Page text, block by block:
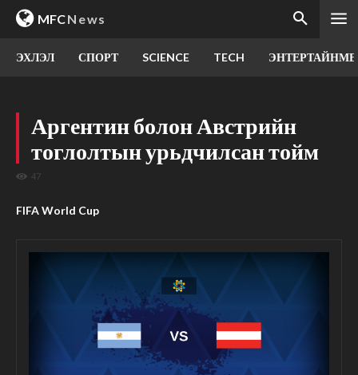
MFCNews
ЭХЛЭЛ СПОРТ SCIENCE TECH
Аргентин болон Австрийн
тоглолтын урьдчилсан тойм
47
FIFA World Cup